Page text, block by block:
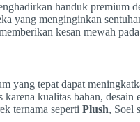
handuk premium
yang menginginkan
kesan mewah
yang tepat dapat
karena kualitas bahan,
ternama seperti Plush, Soel